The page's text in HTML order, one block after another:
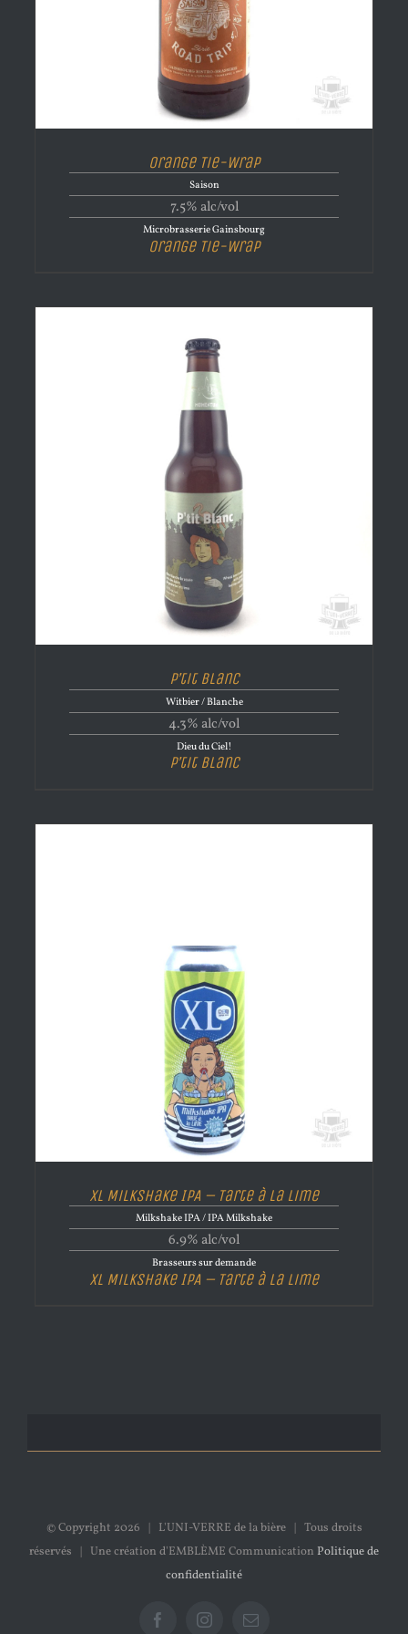
Orange Tie-Wrap
Saison
7.5% alc/vol
Microbrasserie Gainsbourg
Orange Tie-Wrap
P’tit Blanc
Witbier / Blanche
4.3% alc/vol
Dieu du Ciel!
P’tit Blanc
XL Milkshake IPA – Tarte à la lime
Milkshake IPA / IPA Milkshake
6.9% alc/vol
Brasseurs sur demande
XL Milkshake IPA – Tarte à la lime
© Copyright 2026 | L'UNI-VERRE de la bière | Tous droits
réservés | Une création d'EMBLÈME Communication Politique de
confidentialité
FacebookInstagramEmail